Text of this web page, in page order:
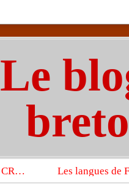
Le
Un colloque inédit du CRBC sur les victimes de l’année 1944